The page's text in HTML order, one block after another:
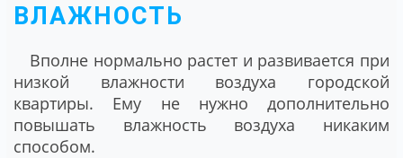
ВЛАЖНОСТЬ
Вполне нормально растет и развивается при
низкой влажности воздуха городской
квартиры. Ему не нужно дополнительно
повышать влажность воздуха никаким
способом.